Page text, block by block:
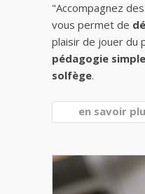
"Accompagnez
vous permet de
plaisir de jouer du
pédagogie
solfège.
en savoir